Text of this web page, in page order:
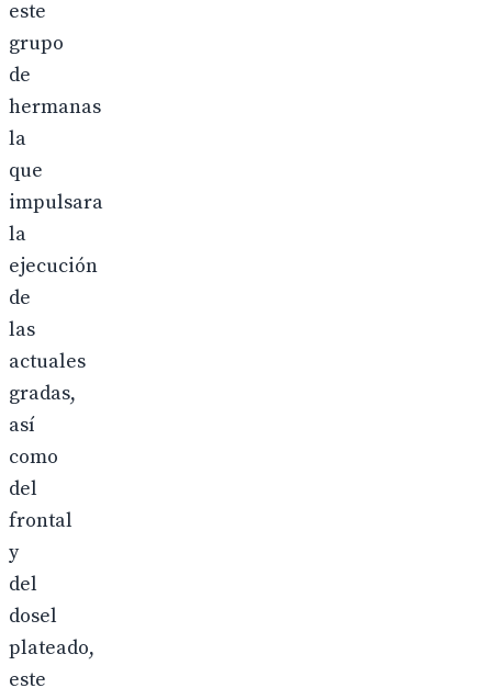
este
grupo
de
hermanas
la
que
impulsara
la
ejecución
de
las
actuales
gradas,
así
como
del
frontal
y
del
dosel
plateado,
este